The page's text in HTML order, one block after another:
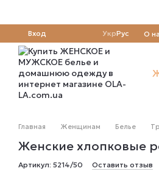
Вход УкрРус О
Главная Женщинам Белье
Женские хлопковые
Артикул: 5214/50 Оставить отзыв